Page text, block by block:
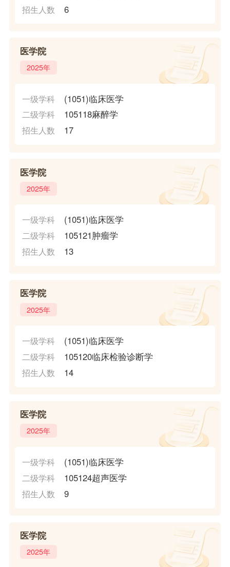
招生人数 6
医学院
2025年
一级学科 (1051)临床医学
二级学科 105118麻醉学
招生人数 17
医学院
2025年
一级学科 (1051)临床医学
二级学科 105121肿瘤学
招生人数 13
医学院
2025年
一级学科 (1051)临床医学
二级学科 105120临床检验诊断学
招生人数 14
医学院
2025年
一级学科 (1051)临床医学
二级学科 105124超声医学
招生人数 9
医学院
2025年